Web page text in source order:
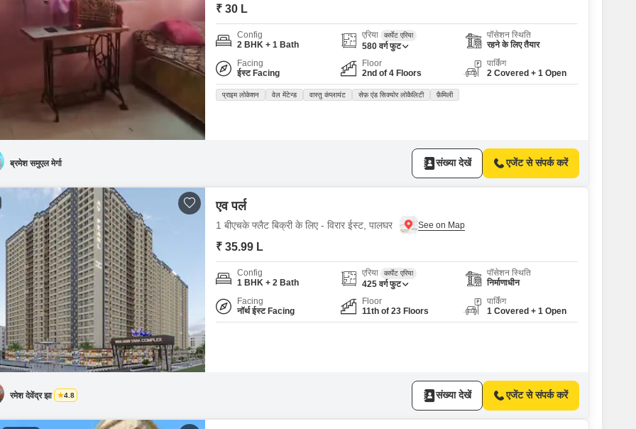
₹ 30 L
Config
2 BHK + 1 Bath
एरिया कार्पेट एरिया
580 वर्ग फुट
पॉसेशन स्थिति
रहने के लिए तैयार
Facing
ईस्ट Facing
Floor
2nd of 4 Floors
पार्किंग
2 Covered + 1 Open
प्राइम लोकेशन वेल मेंटेन्ड वास्तु कंप्लायंट सेफ़ एंड सिक्योर लोकैलिटी फ़ैमिली
ब्रमेश समुएल मेर्गा संख्या देखें एजेंट से संपर्क करें
एव पर्ल
1 बीएचके फ्लैट बिक्री के लिए - विरार ईस्ट, पालघर
₹ 35.99 L
Config
1 BHK + 2 Bath
एरिया कार्पेट एरिया
425 वर्ग फुट
पॉसेशन स्थिति
निर्माणाधीन
Facing
नॉर्थ ईस्ट Facing
Floor
11th of 23 Floors
पार्किंग
1 Covered + 1 Open
रमेश देवेंद्र झा 4.8 संख्या देखें एजेंट से संपर्क करें